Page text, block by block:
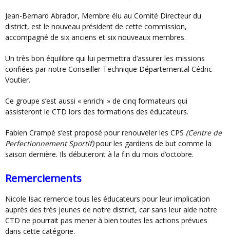
Jean-Bernard Abrador, Membre élu au Comité Directeur du
district, est le nouveau président de cette commission,
accompagné de six anciens et six nouveaux membres.
Un très bon équilibre qui lui permettra d’assurer les missions
confiées par notre Conseiller Technique Départemental Cédric
Voutier.
Ce groupe s’est aussi « enrichi » de cinq formateurs qui
assisteront le CTD lors des formations des éducateurs.
Fabien Crampé s’est proposé pour renouveler les CPS (Centre de
Perfectionnement Sportif)pour les gardiens de but comme la
saison dernière. Ils débuteront à la fin du mois d’octobre.
Remerciements
Nicole Isac remercie tous les éducateurs pour leur implication
auprès des très jeunes de notre district, car sans leur aide notre
CTD ne pourrait pas mener à bien toutes les actions prévues
dans cette catégorie.